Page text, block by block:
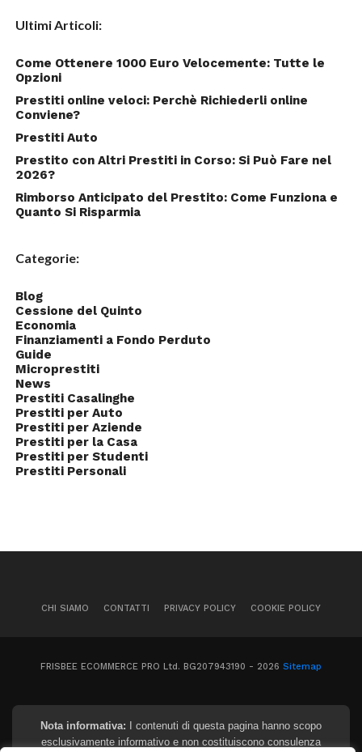
Ultimi Articoli:
Come Ottenere 1000 Euro Velocemente: Tutte le
Opzioni
Prestiti online veloci: Perchè Richiederli online
Conviene?
Prestiti Auto
Prestito con Altri Prestiti in Corso: Si Può Fare nel
2026?
Rimborso Anticipato del Prestito: Come Funziona e
Quanto Si Risparmia
Categorie:
Blog
Cessione del Quinto
Economia
Finanziamenti a Fondo Perduto
Guide
Microprestiti
News
Prestiti Casalinghe
Prestiti per Auto
Prestiti per Aziende
Prestiti per la Casa
Prestiti per Studenti
Prestiti Personali
CHI SIAMO CONTATTI PRIVACY POLICY COOKIE POLICY
FRISBEE ECOMMERCE PRO Ltd. BG207943190 - 2026 Sitemap
Nota informativa: I contenuti di questa pagina hanno scopo
esclusivamente informativo e non costituiscono consulenza